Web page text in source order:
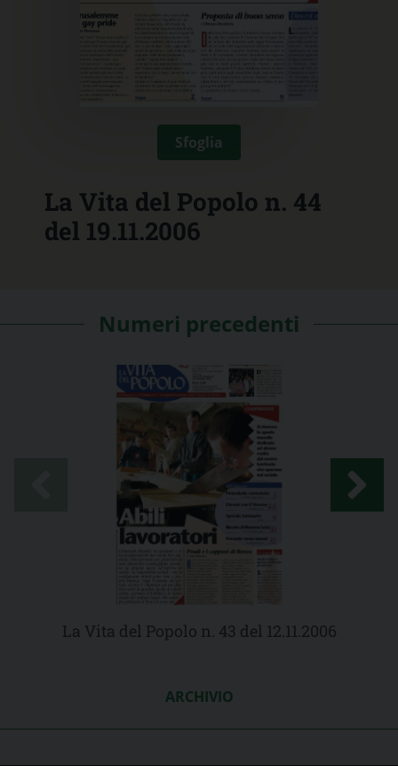
Sfoglia
La Vita del Popolo n. 44
del 19.11.2006
Numeri precedenti
La Vita del Popolo n. 43 del 12.11.2006
ARCHIVIO